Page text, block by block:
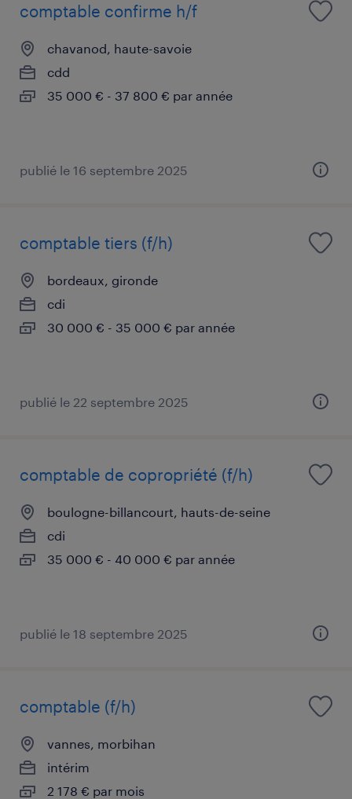
comptable confirme h/f
chavanod, haute-savoie
cdd
35 000 € - 37 800 € par année
publié le 16 septembre 2025
comptable tiers (f/h)
bordeaux, gironde
cdi
30 000 € - 35 000 € par année
publié le 22 septembre 2025
comptable de copropriété (f/h)
boulogne-billancourt, hauts-de-seine
cdi
35 000 € - 40 000 € par année
publié le 18 septembre 2025
comptable (f/h)
vannes, morbihan
intérim
2 178 € par mois